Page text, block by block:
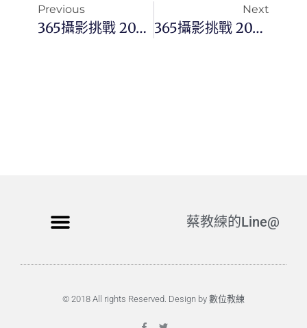
Previous
365攝影挑戰 20240622(六) 174/366 Day3077
Next
365攝影挑戰 20240624(一) 176/366 Day3079
蔡教練的Line@
© 2018 All rights Reserved. Design by 數位教練